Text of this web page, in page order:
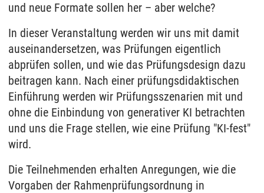
und neue Formate sollen her – aber welche?
In dieser Veranstaltung werden wir uns mit damit
auseinandersetzen, was Prüfungen eigentlich
abprüfen sollen, und wie das Prüfungsdesign dazu
beitragen kann. Nach einer prüfungsdidaktischen
Einführung werden wir Prüfungsszenarien mit und
ohne die Einbindung von generativer KI betrachten
und uns die Frage stellen, wie eine Prüfung "KI-fest"
wird.
Die Teilnehmenden erhalten Anregungen, wie die
Vorgaben der Rahmenprüfungsordnung in